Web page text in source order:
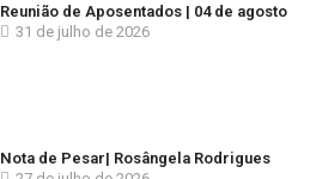
Reunião de Aposentados | 04 de agosto
31 de julho de 2026
Nota de Pesar| Rosângela Rodrigues